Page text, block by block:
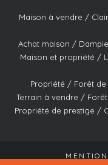
Maison à vendre /
Achat maison /
Maison et propriété /
Propriété / Forêt
Terrain à vendre /
Propriété de prestige /